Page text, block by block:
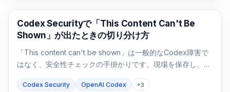
OpenAI Codex
Codex Securityで「This Content Can't Be
Shown」が出たときの切り分け方
「This content can't be shown」は一般的なCodex障害で
はなく、安全性チェックの手掛かりです。現場を保存し、許
Codex Security OpenAI Codex +3